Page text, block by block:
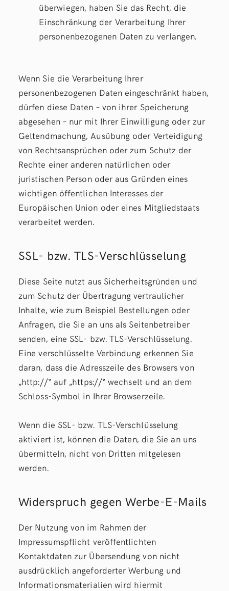
überwiegen, haben Sie das Recht, die
Einschränkung der Verarbeitung Ihrer
personenbezogenen Daten zu verlangen.
Wenn Sie die Verarbeitung Ihrer
personenbezogenen Daten eingeschränkt haben,
dürfen diese Daten – von ihrer Speicherung
abgesehen – nur mit Ihrer Einwilligung oder zur
Geltendmachung, Ausübung oder Verteidigung
von Rechtsansprüchen oder zum Schutz der
Rechte einer anderen natürlichen oder
juristischen Person oder aus Gründen eines
wichtigen öffentlichen Interesses der
Europäischen Union oder eines Mitgliedstaats
verarbeitet werden.
SSL- bzw. TLS-Verschlüsselung
Diese Seite nutzt aus Sicherheitsgründen und
zum Schutz der Übertragung vertraulicher
Inhalte, wie zum Beispiel Bestellungen oder
Anfragen, die Sie an uns als Seitenbetreiber
senden, eine SSL- bzw. TLS-Verschlüsselung.
Eine verschlüsselte Verbindung erkennen Sie
daran, dass die Adresszeile des Browsers von
„http://“ auf „https://“ wechselt und an dem
Schloss-Symbol in Ihrer Browserzeile.
Wenn die SSL- bzw. TLS-Verschlüsselung
aktiviert ist, können die Daten, die Sie an uns
übermitteln, nicht von Dritten mitgelesen
werden.
Widerspruch gegen Werbe-E-Mails
Der Nutzung von im Rahmen der
Impressumspflicht veröffentlichten
Kontaktdaten zur Übersendung von nicht
ausdrücklich angeforderter Werbung und
Informationsmaterialien wird hiermit